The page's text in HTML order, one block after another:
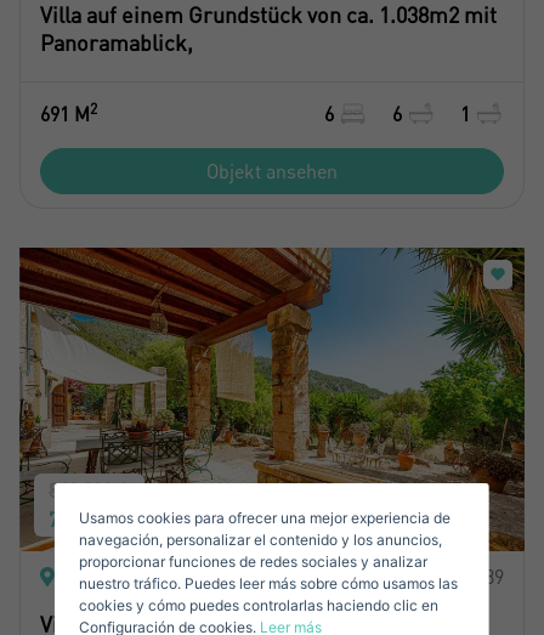
Villa auf einem Grundstück von ca. 1.038m2 mit
Panoramablick,
691 M2 6 6 1
Objekt ansehen
840.000 €
790.000 €
Andratx Pueblo, Andratx REF: 45289
Villa auf einem Grundstück von ca. 1.500m2
Mich Anmelden
Crear una cuenta
Name*
Nachname*
Email*
Verkaufen Sie Ihre Immobilie
United
+1
Usamos cookies para ofrecer una mejor experiencia de
navegación, personalizar el contenido y los anuncios,
proporcionar funciones de redes sociales y analizar
nuestro tráfico. Puedes leer más sobre cómo usamos las
cookies y cómo puedes controlarlas haciendo clic en
Configuración de cookies. Leer más